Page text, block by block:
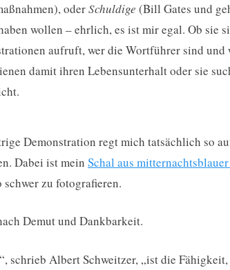
oderSchuldige (Bill Gates und
wollen – ehrlich, es ist mir egal. Ob sie
aufruft, wer die Wortführer sind und
damit ihren Lebensunterhalt oder sie
Demonstration regt mich tatsächlich so
Dabei ist mein Schal aus
schwer zu fotografieren.
Demut und Dankbarkeit.
schrieb Albert Schweitzer, „ist die